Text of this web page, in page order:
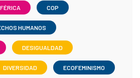
COP
HUMANOS
DESIGUALDAD
DIVERSIDAD ECOFEMINISMO